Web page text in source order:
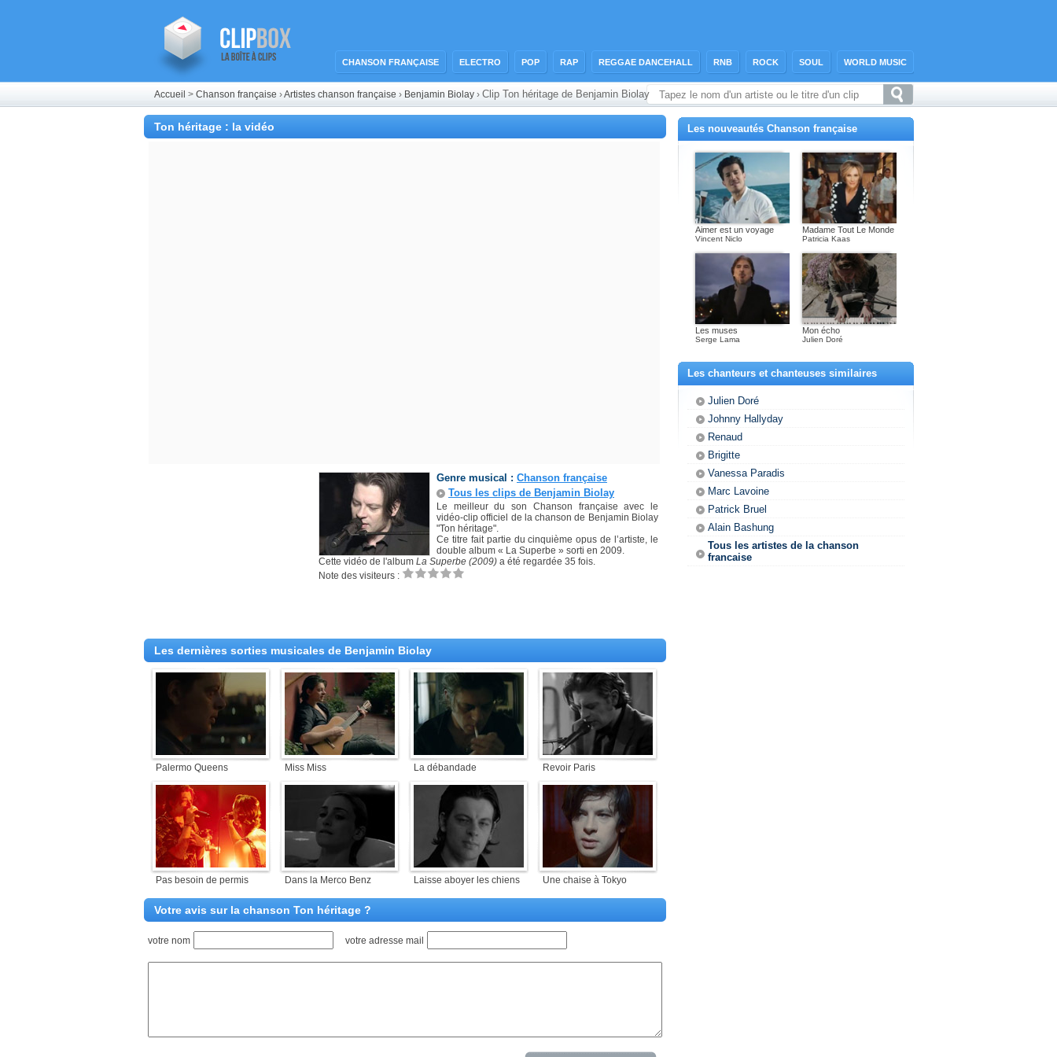
CHANSON FRANÇAISE ELECTRO POP RAP REGGAE DANCEHALL RNB ROCK SOUL WORLD MUSIC
Accueil > Chanson française ›Artistes chanson française › Benjamin Biolay › Clip Ton héritage de Benjamin Biolay
Ton héritage : la vidéo
Genre musical : Chanson française
Tous les clips de Benjamin Biolay
Le meilleur du son Chanson française avec le
vidéo-clip officiel de la chanson de Benjamin Biolay
"Ton héritage".
Ce titre fait partie du cinquième opus de l’artiste, le
double album « La Superbe » sorti en 2009.
Cette vidéo de l'album La Superbe (2009) a été regardée 35 fois.
Note des visiteurs :
Les dernières sorties musicales de Benjamin Biolay
Palermo Queens Miss Miss La débandade Revoir Paris
Pas besoin de permis Dans la Merco Benz Laisse aboyer les chiens Une chaise à Tokyo
Votre avis sur la chanson Ton héritage ?
votre nom votre adresse mail
Les nouveautés Chanson française
Aimer est un voyage
Vincent Niclo
Madame Tout Le Monde
Patricia Kaas
Les muses
Serge Lama
Mon écho
Julien Doré
Les chanteurs et chanteuses similaires
Julien Doré
Johnny Hallyday
Renaud
Brigitte
Vanessa Paradis
Marc Lavoine
Patrick Bruel
Alain Bashung
Tous les artistes de la chanson
francaise